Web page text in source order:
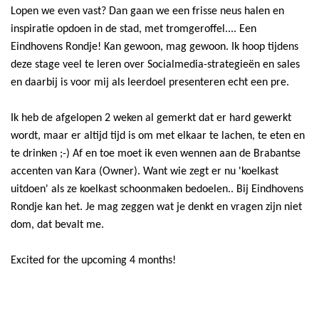
Lopen we even vast? Dan gaan we een frisse neus halen en
inspiratie opdoen in de stad, met tromgeroffel.... Een
Eindhovens Rondje! Kan gewoon, mag gewoon. Ik hoop tijdens
deze stage veel te leren over Socialmedia-strategieën en sales
en daarbij is voor mij als leerdoel presenteren echt een pre.
Ik heb de afgelopen 2 weken al gemerkt dat er hard gewerkt
wordt, maar er altijd tijd is om met elkaar te lachen, te eten en
te drinken ;-) Af en toe moet ik even wennen aan de Brabantse
accenten van Kara (Owner). Want wie zegt er nu 'koelkast
uitdoen' als ze koelkast schoonmaken bedoelen.. Bij Eindhovens
Rondje kan het. Je mag zeggen wat je denkt en vragen zijn niet
dom, dat bevalt me.
Excited for the upcoming 4 months!